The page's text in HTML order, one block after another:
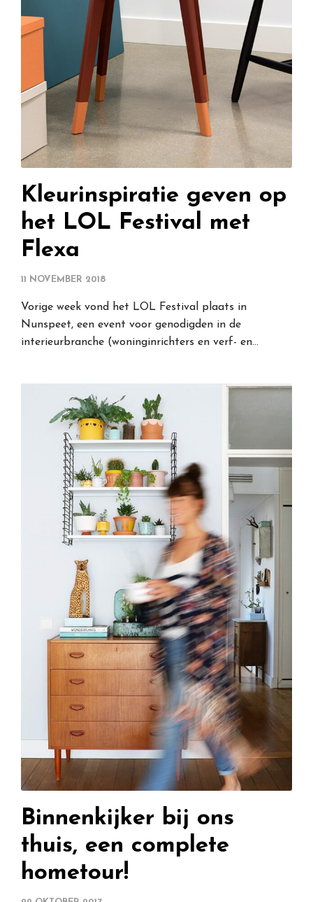
Kleurinspiratie geven op
het LOL Festival met
Flexa
11 NOVEMBER 2018
Vorige week vond het LOL Festival plaats in
Nunspeet, een event voor genodigden in de
interieurbranche (woninginrichters en verf- en…
Binnenkijker bij ons
thuis, een complete
hometour!